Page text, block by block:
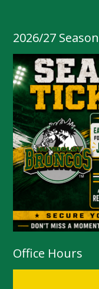
2026/27
Office Hours